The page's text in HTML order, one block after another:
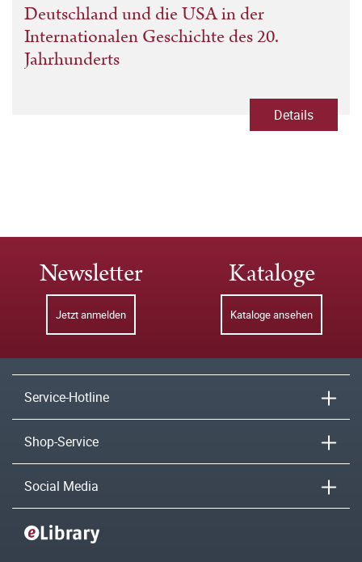
Deutschland und die USA in der
Internationalen Geschichte des 20.
Jahrhunderts
Details
Newsletter
Jetzt anmelden
Kataloge
Kataloge ansehen
Service-Hotline
Shop-Service
Social Media